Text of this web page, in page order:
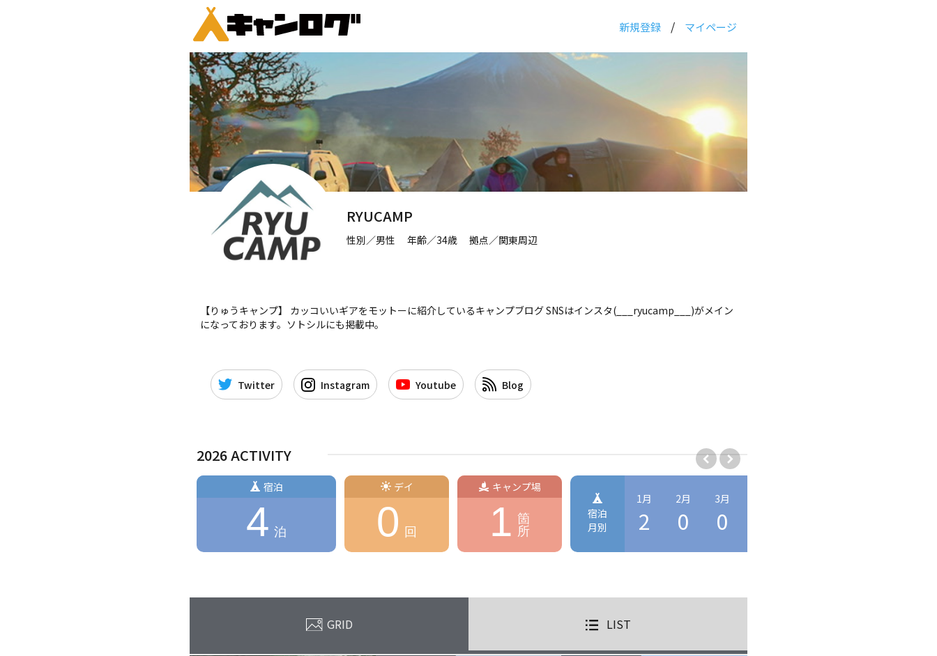
新規登録 / マイページ
RYUCAMP
性別／男性 年齢／34歳 拠点／関東周辺
【りゅうキャンプ】 カッコいいギアをモットーに紹介しているキャンプブログ SNSはインスタ(___ryucamp___)がメイン
になっております。ソトシルにも掲載中。
Twitter Instagram Youtube Blog
2026 ACTIVITY
宿泊
4 泊
デイ
0 回
キャンプ場
1 箇
所
宿泊
月別
1月
2
2月
0
3月
0
GRID LIST